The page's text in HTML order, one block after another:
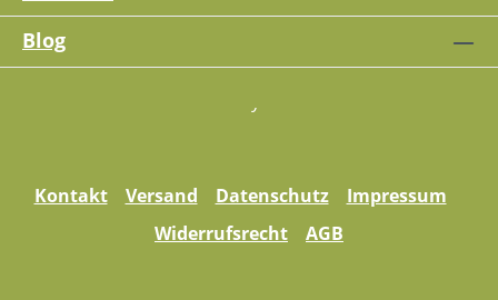
Blog
Kontakt Versand Datenschutz
Impressum
Widerrufsrecht
AGB